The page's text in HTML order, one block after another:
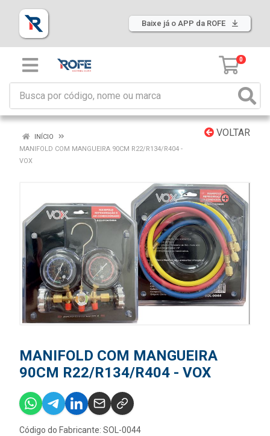
Baixe já o APP da ROFE
0
VOLTAR
INÍCIO
MANIFOLD COM MANGUEIRA 90CM R22/R134/R404 -
VOX
MANIFOLD COM MANGUEIRA
90CM R22/R134/R404 - VOX
Código do Fabricante: SOL-0044